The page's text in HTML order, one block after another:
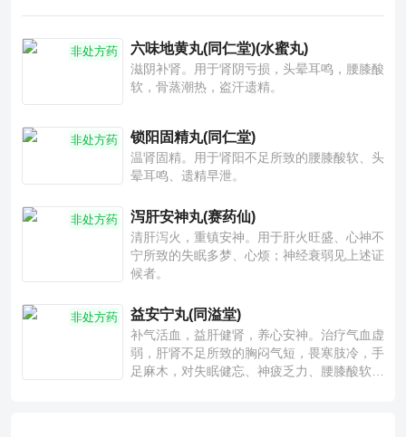
非处方药 六味地黄丸(同仁堂)(水蜜丸)
滋阴补肾。用于肾阴亏损，头晕耳鸣，腰膝酸
软，骨蒸潮热，盗汗遗精。
非处方药 锁阳固精丸(同仁堂)
温肾固精。用于肾阳不足所致的腰膝酸软、头
晕耳鸣、遗精早泄。
非处方药 泻肝安神丸(赛药仙)
清肝泻火，重镇安神。用于肝火旺盛、心神不
宁所致的失眠多梦、心烦；神经衰弱见上述证
候者。
非处方药 益安宁丸(同溢堂)
补气活血，益肝健肾，养心安神。治疗气血虚
弱，肝肾不足所致的胸闷气短，畏寒肢冷，手
足麻木，对失眠健忘、神疲乏力、腰膝酸软也